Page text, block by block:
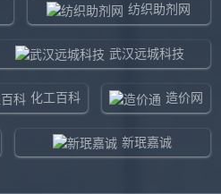
纺织助剂网
武汉远城科技
化工百科 造价网
新珉嘉诚